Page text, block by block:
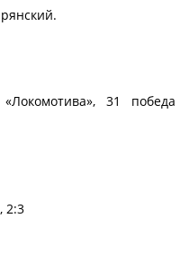
31 победа
2:3